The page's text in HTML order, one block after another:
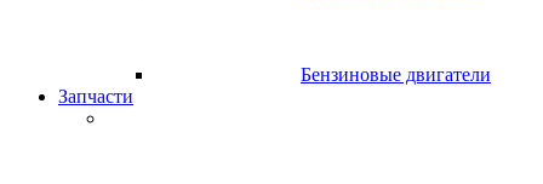
Бензиновые двигатели
Запчасти